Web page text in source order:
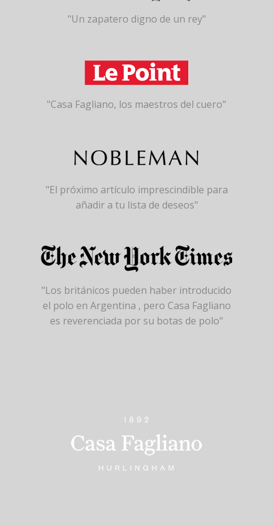
"Un zapatero digno de un rey"
"Casa Fagliano, los maestros del cuero"
"El próximo artículo imprescindible para
añadir a tu lista de deseos"
"Los británicos pueden haber introducido
el polo en Argentina , pero Casa Fagliano
es reverenciada por su botas de polo"